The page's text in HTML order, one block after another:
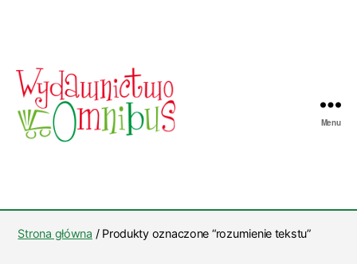
Omnibus
Menu
Strona główna / Produkty oznaczone “rozumienie tekstu”